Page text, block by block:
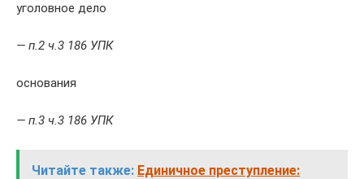
уголовное дело
— п.2 ч.3 186 УПК
основания
— п.3 ч.3 186 УПК
Читайте также: Единичное преступление: